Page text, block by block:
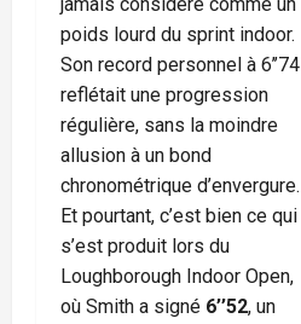
poids lourd du sprint indoor.
Son record personnel à 6’’74
reflétait une progression
régulière, sans la moindre
allusion à un bond
chronométrique d’envergure.
Et pourtant, c’est bien ce qui
s’est produit lors du
Loughborough Indoor Open,
où Smith a signé 6’’52, un